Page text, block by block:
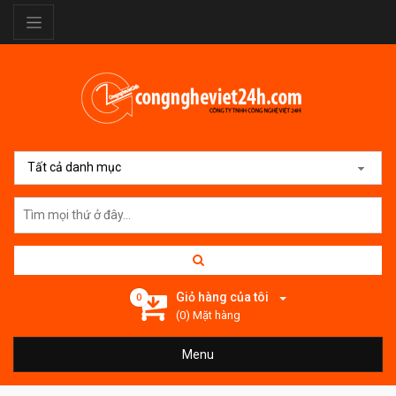
Tất cả danh mục
0 Giỏ hàng của tôi
(0) Mặt hàng
Menu